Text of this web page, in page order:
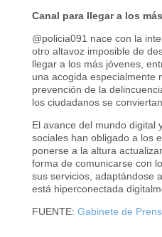
Canal para llegar a los
@policia091 nace con la
otro altavoz imposible de
llegar a los más jóvenes,
una acogida especialmente
prevención de la
los ciudadanos se
El avance del mundo digital
sociales han obligado a los
ponerse a la altura
forma de comunicarse con
sus servicios, adaptándose
está hiperconectada
FUENTE: Gabinete de